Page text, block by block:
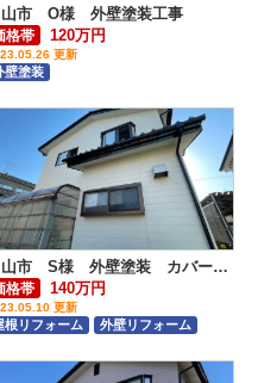
山市 O様 外壁塗装工事
格帯 120万円
更新
壁塗装
富山市 S様 外壁塗装 カバー工法
格帯 140万円
更新
根リフォーム
外壁リフォーム